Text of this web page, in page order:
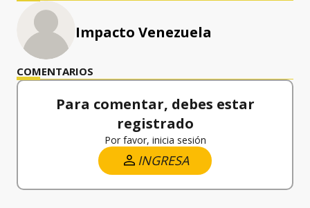
Impacto Venezuela
COMENTARIOS
Para comentar, debes estar
registrado
Por favor, inicia sesión
INGRESA